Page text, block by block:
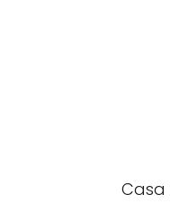
Casa